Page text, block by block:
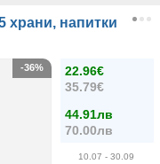
храни, напитки
22.96€
35.79€
44.91лв
70.00лв
10.07 - 30.09
-36%